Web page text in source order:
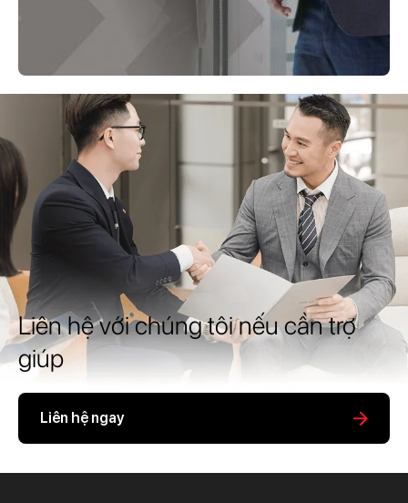
Liên hệ với chúng tôi nếu cần trợ
giúp
Liên hệ ngay